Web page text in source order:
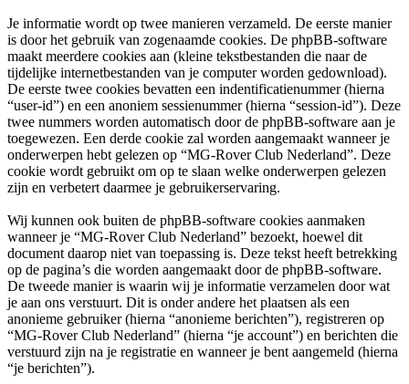
Je informatie wordt op twee manieren verzameld. De eerste manier
is door het gebruik van zogenaamde cookies. De phpBB-software
maakt meerdere cookies aan (kleine tekstbestanden die naar de
tijdelijke internetbestanden van je computer worden gedownload).
De eerste twee cookies bevatten een indentificatienummer (hierna
“user-id”) en een anoniem sessienummer (hierna “session-id”). Deze
twee nummers worden automatisch door de phpBB-software aan je
toegewezen. Een derde cookie zal worden aangemaakt wanneer je
onderwerpen hebt gelezen op “MG-Rover Club Nederland”. Deze
cookie wordt gebruikt om op te slaan welke onderwerpen gelezen
zijn en verbetert daarmee je gebruikerservaring.
Wij kunnen ook buiten de phpBB-software cookies aanmaken
wanneer je “MG-Rover Club Nederland” bezoekt, hoewel dit
document daarop niet van toepassing is. Deze tekst heeft betrekking
op de pagina’s die worden aangemaakt door de phpBB-software.
De tweede manier is waarin wij je informatie verzamelen door wat
je aan ons verstuurt. Dit is onder andere het plaatsen als een
anonieme gebruiker (hierna “anonieme berichten”), registreren op
“MG-Rover Club Nederland” (hierna “je account”) en berichten die
verstuurd zijn na je registratie en wanneer je bent aangemeld (hierna
“je berichten”).